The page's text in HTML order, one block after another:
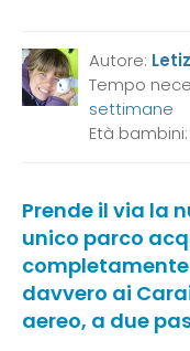
Autore:
Tempo
settimane
Età
Prende il via la
unico parco
davvero ai
aereo, a due